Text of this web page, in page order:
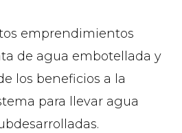
emprendimientos
de agua embotellada y
los beneficios a la
para llevar agua